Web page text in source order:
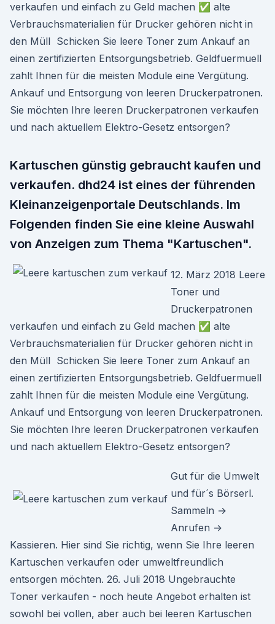
verkaufen und einfach zu Geld machen ✅ alte
Verbrauchsmaterialien für Drucker gehören nicht in
den Müll Schicken Sie leere Toner zum Ankauf an
einen zertifizierten Entsorgungsbetrieb. Geldfuermuell
zahlt Ihnen für die meisten Module eine Vergütung.
Ankauf und Entsorgung von leeren Druckerpatronen.
Sie möchten Ihre leeren Druckerpatronen verkaufen
und nach aktuellem Elektro-Gesetz entsorgen?
Kartuschen günstig gebraucht kaufen und
verkaufen. dhd24 ist eines der führenden
Kleinanzeigenportale Deutschlands. Im
Folgenden finden Sie eine kleine Auswahl
von Anzeigen zum Thema "Kartuschen".
12. März 2018 Leere
Toner und
Druckerpatronen
verkaufen und einfach zu Geld machen ✅ alte
Verbrauchsmaterialien für Drucker gehören nicht in
den Müll Schicken Sie leere Toner zum Ankauf an
einen zertifizierten Entsorgungsbetrieb. Geldfuermuell
zahlt Ihnen für die meisten Module eine Vergütung.
Ankauf und Entsorgung von leeren Druckerpatronen.
Sie möchten Ihre leeren Druckerpatronen verkaufen
und nach aktuellem Elektro-Gesetz entsorgen?
Gut für die Umwelt
und für´s Börserl.
Sammeln →
Anrufen →
Kassieren. Hier sind Sie richtig, wenn Sie Ihre leeren
Kartuschen verkaufen oder umweltfreundlich
entsorgen möchten. 26. Juli 2018 Ungebrauchte
Toner verkaufen - noch heute Angebot erhalten ist
sowohl bei vollen, aber auch bei leeren Kartuschen